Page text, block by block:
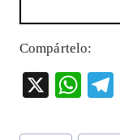
Compártelo:
X
W